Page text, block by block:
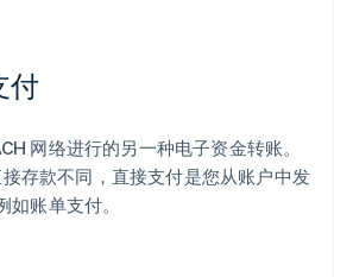
付
网络进行的另一种电子资金转账。
存款不同，直接支付是您从账户中发
如账单支付。